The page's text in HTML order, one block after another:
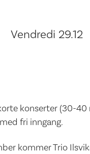
og arkitektur
Vendredi 29.12
konserter (30-
fri inngang.
kommer Trio